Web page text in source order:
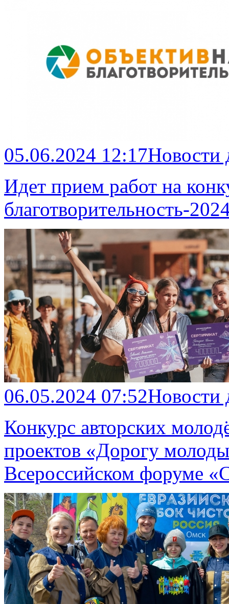
05.06.2024 12:17
Идет прием работ на
благотворительность-
06.05.2024 07:52
Конкурс авторских
проектов «Дорогу
Всероссийском форуме